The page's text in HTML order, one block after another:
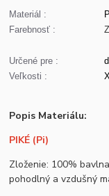
Materiál :
Farebnosť :
Určené pre :
Veľkosti :
Popis Materiálu:
PIKÉ (Pi)
Zloženie: 100%
pohodlný a vzdušný